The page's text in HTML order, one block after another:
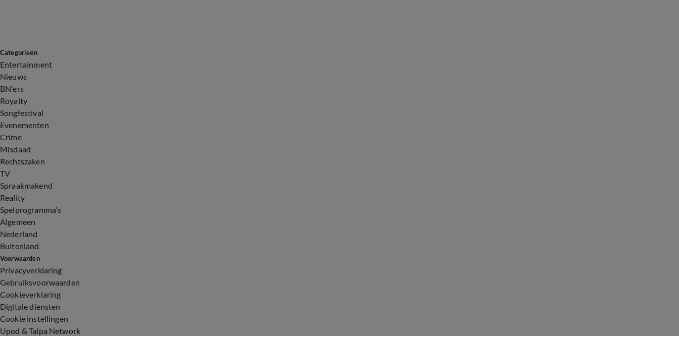
Categorieën
Entertainment
Nieuws
BN'ers
Royalty
Songfestival
Evenementen
Crime
Misdaad
Rechtszaken
TV
Spraakmakend
Reality
Spelprogramma's
Algemeen
Nederland
Buitenland
Voorwaarden
Privacyverklaring
Gebruiksvoorwaarden
Cookieverklaring
Digitale diensten
Cookie instellingen
Upod & Talpa Network